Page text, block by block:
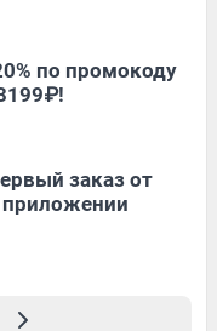
по промокоду
заказ от
приложении